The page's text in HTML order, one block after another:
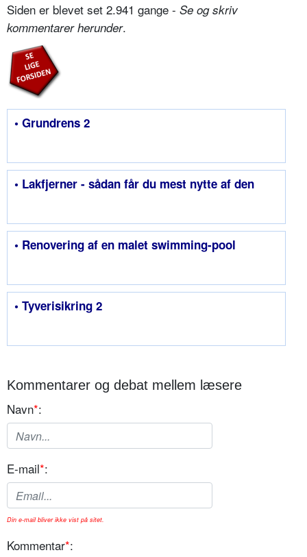
Siden er blevet set 2.941 gange - Se og skriv
kommentarer herunder.
• Grundrens 2
• Lakfjerner - sådan får du mest nytte af den
• Renovering af en malet swimming-pool
• Tyverisikring 2
Kommentarer og debat mellem læsere
Navn*:
E-mail*:
Din e-mail bliver ikke vist på sitet.
Kommentar*: